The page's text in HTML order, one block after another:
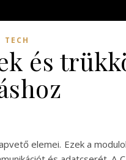
TECH
és
elemei. Ezek a